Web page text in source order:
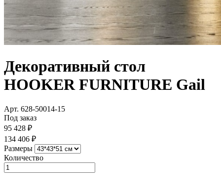
Декоративный стол
HOOKER FURNITURE Gail
Арт. 628-50014-15
Под заказ
95 428 ₽
134 406 ₽
Размеры
Количество